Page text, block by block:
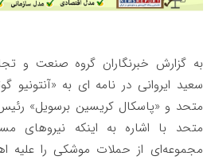
به گزارش خبرنگاران گروه صنعت و
سعید ایروانی در نامه ای به «آنتونیو
متحد و «پاسکال کریسین برسویل»
متحد با اشاره به اینکه نیرو‌های
مجموعه‌ای از حملات موشکی را علیه